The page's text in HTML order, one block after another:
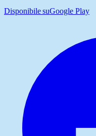
Disponibile suGoogle Play